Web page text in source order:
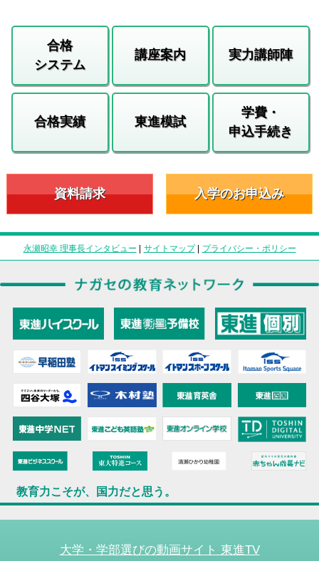
合格
システム
講座案内 実力講師陣
合格実績 東進模試
学費・
申込手続き
資料請求 入学のお申込み
永瀬昭幸 理事長インタビュー | サイトマップ| プライバシー・ポリシー
教育力こそが、国力だと思う。
大学・学部選びの動画サイト 東進TV